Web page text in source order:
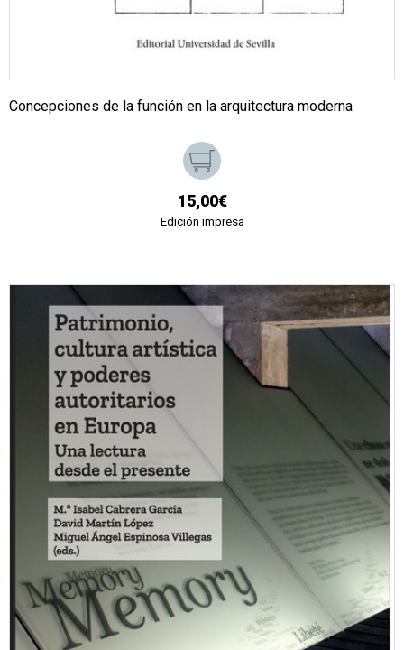
Concepciones de la función en la arquitectura moderna
15,00€
Edición impresa